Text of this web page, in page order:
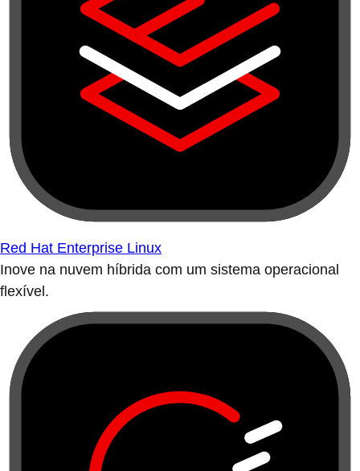
Red Hat Enterprise Linux
Inove na nuvem híbrida com um sistema operacional
flexível.